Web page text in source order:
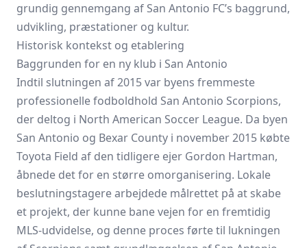
grundig gennemgang af San Antonio FC’s baggrund,
udvikling, præstationer og kultur.
Historisk kontekst og etablering
Baggrunden for en ny klub i San Antonio
Indtil slutningen af 2015 var byens fremmeste
professionelle fodboldhold San Antonio Scorpions,
der deltog i North American Soccer League. Da byen
San Antonio og Bexar County i november 2015 købte
Toyota Field af den tidligere ejer Gordon Hartman,
åbnede det for en større omorganisering. Lokale
beslutningstagere arbejdede målrettet på at skabe
et projekt, der kunne bane vejen for en fremtidig
MLS-udvidelse, og denne proces førte til lukningen